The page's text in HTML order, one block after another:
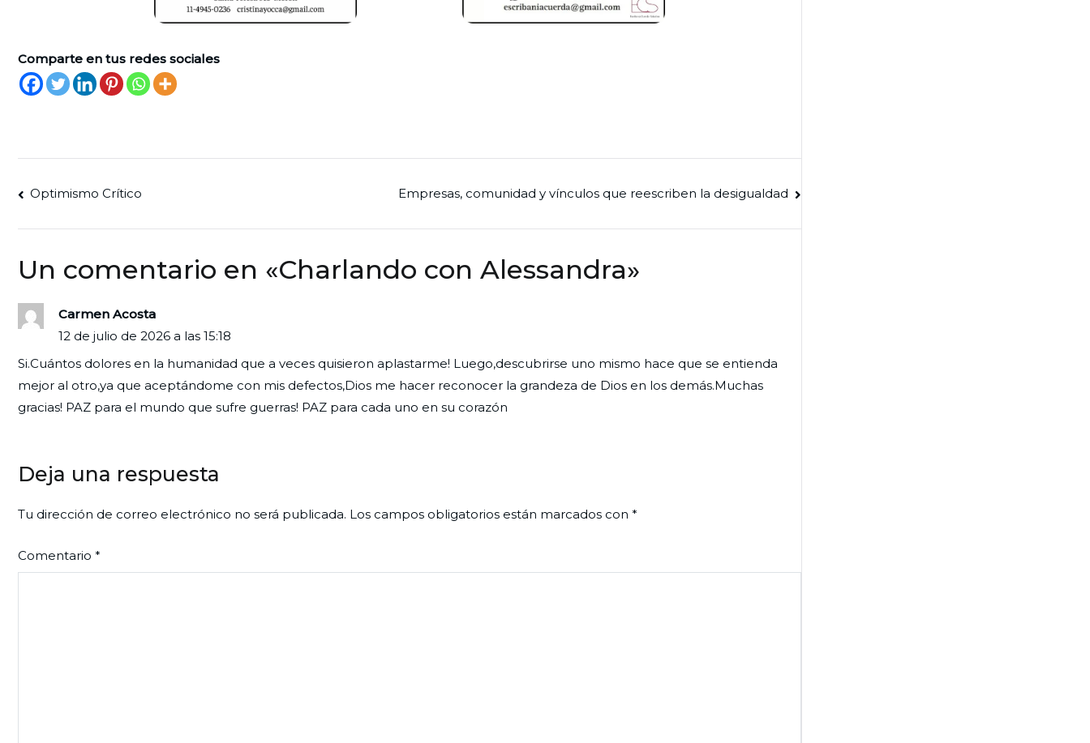
Comparte en tus redes sociales
Navegación
de
entradas
Optimismo Crítico Empresas, comunidad y vínculos que reescriben la desigualdad
Un comentario en «Charlando con Alessandra»
Carmen Acosta
12 de julio de 2026 a las 15:18
Si.Cuántos dolores en la humanidad que a veces quisieron aplastarme! Luego,descubrirse uno mismo hace que se entienda
mejor al otro,ya que aceptándome con mis defectos,Dios me hacer reconocer la grandeza de Dios en los demás.Muchas
gracias! PAZ para el mundo que sufre guerras! PAZ para cada uno en su corazón
Deja una respuesta
Tu dirección de correo electrónico no será publicada. Los campos obligatorios están marcados con *
Comentario *